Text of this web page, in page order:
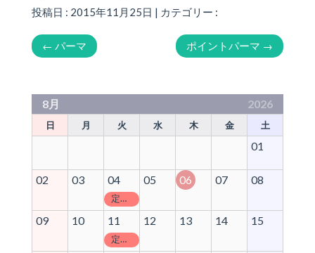
投稿日 : 2015年11月25日 | カテゴリー :
← パーマ ポイントパーマ →
8月 2026
日 月 火 水 木 金 土
01
02 03 04
定休日
05 06 07 08
09 10 11
定休日
12 13 14 15